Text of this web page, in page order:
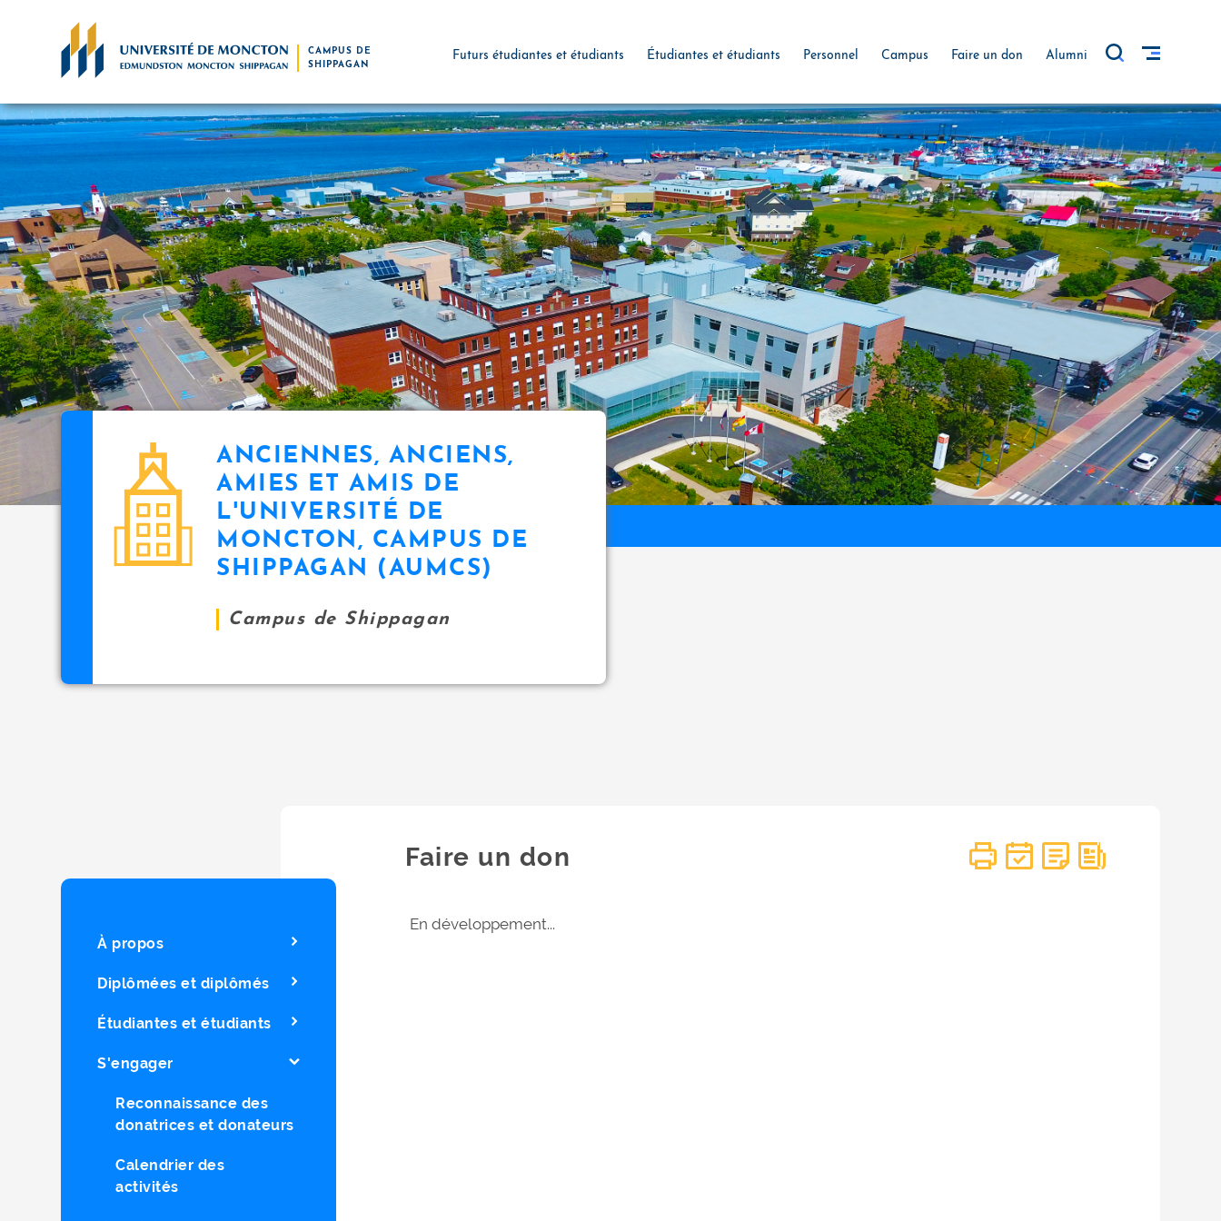
CAMPUS DE
SHIPPAGAN
Futurs étudiantes et étudiants Étudiantes et étudiants Personnel Campus Faire un don Alumni
ANCIENNES, ANCIENS,
AMIES ET AMIS DE
L'UNIVERSITÉ DE
MONCTON, CAMPUS DE
SHIPPAGAN (AUMCS)
Campus de Shippagan
À propos
Diplômées et diplômés
Étudiantes et étudiants
S'engager
Reconnaissance des
donatrices et donateurs
Calendrier des
activités
Faire un don
En développement...